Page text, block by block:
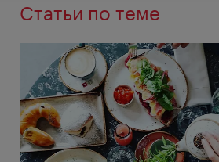
Статьи по теме